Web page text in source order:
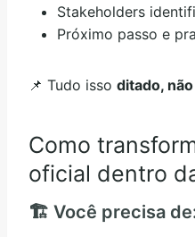
Stakeholders
Próximo passo e
📌 Tudo isso ditado,
Como
oficial dentro
🏗️ Você precisa